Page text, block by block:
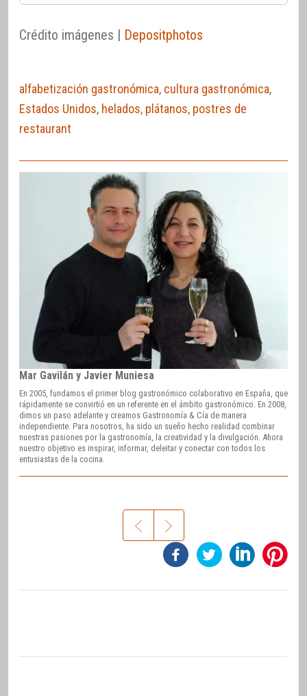
Crédito imágenes | Depositphotos
alfabetización gastronómica, cultura gastronómica,
Estados Unidos, helados, plátanos, postres de
restaurant
Mar Gavilán y Javier Muniesa
En 2005, fundamos el primer blog gastronómico colaborativo en España, que
rápidamente se convirtió en un referente en el ámbito gastronómico. En 2008,
dimos un paso adelante y creamos Gastronomía & Cía de manera
independiente. Para nosotros, ha sido un sueño hecho realidad combinar
nuestras pasiones por la gastronomía, la creatividad y la divulgación. Ahora
nuestro objetivo es inspirar, informar, deleitar y conectar con todos los
entusiastas de la cocina.